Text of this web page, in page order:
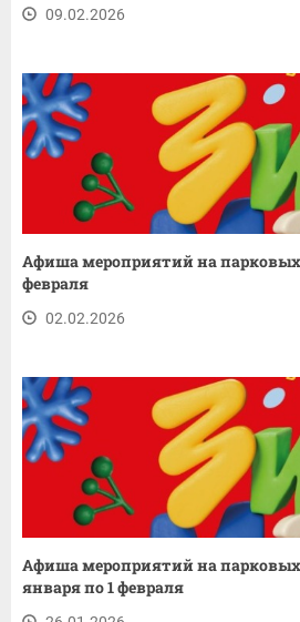
09.02.2026
Афиша мероприятий на парковых
февраля
02.02.2026
Афиша мероприятий на парковых
января по 1 февраля